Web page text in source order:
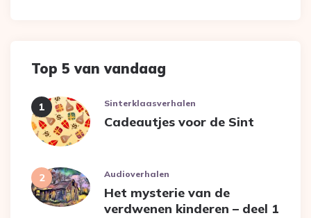
Top 5 van vandaag
Sinterklaasverhalen
Cadeautjes voor de Sint
Audioverhalen
Het mysterie van de
verdwenen kinderen – deel 1